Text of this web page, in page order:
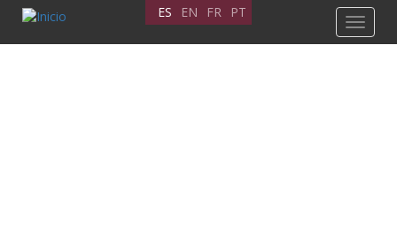
Pasar
contenido
Toggle
ES EN FR PT